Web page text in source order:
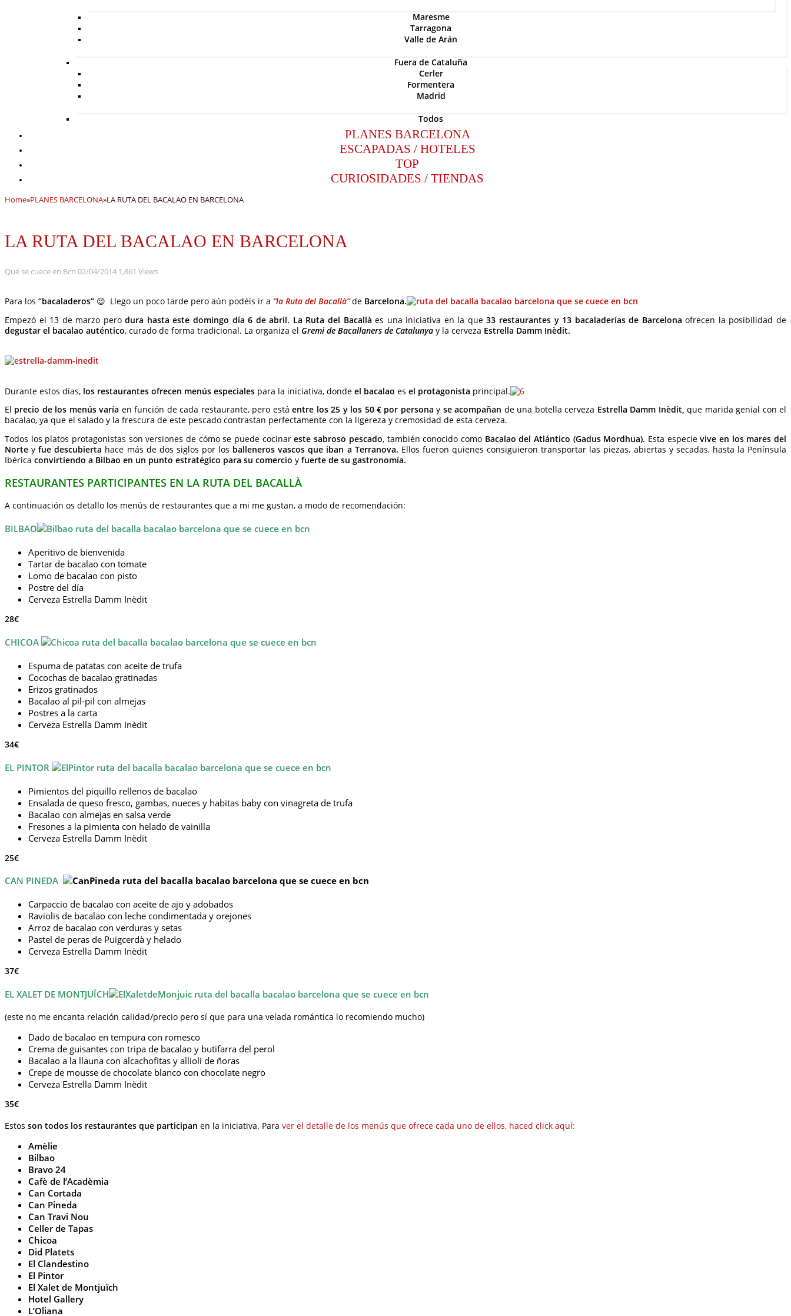
Maresme
Tarragona
Valle de Arán
Fuera de Cataluña
Cerler
Formentera
Madrid
Todos
PLANES BARCELONA
ESCAPADAS / HOTELES
TOP
CURIOSIDADES / TIENDAS
Home»PLANES BARCELONA»LA RUTA DEL BACALAO EN BARCELONA
LA RUTA DEL BACALAO EN BARCELONA
Qué se cuece en Bcn 02/04/2014 1,861 Views
Para los “bacaladeros” 😉 Llego un poco tarde pero aún podéis ir a “la Ruta del Bacallà” de Barcelona.
Empezó el 13 de marzo perodura hasta este domingo día 6 de abril. La Ruta del Bacallà es una iniciativa en la que33 restaurantes y 13 bacaladerías de Barcelona ofrecen la posibilidad de
degustar el bacalao auténtico, curado de forma tradicional. La organiza el Gremi de Bacallaners de Catalunya y la cerveza Estrella Damm Inèdit.
Durante estos días, los restaurantes ofrecen menús especiales para la iniciativa, donde el bacalao es el protagonista principal.
El precio de los menús varía en función de cada restaurante, pero estáentre los 25 y los 50 € por persona y se acompañan de una botella cerveza Estrella Damm Inèdit, que marida genial con el
bacalao, ya que el salado y la frescura de este pescado contrastan perfectamente con la ligereza y cremosidad de esta cerveza.
Todos los platos protagonistas son versiones de cómo se puede cocinareste sabroso pescado, también conocido como Bacalao del Atlántico (Gadus Mordhua). Esta especievive en los mares del
Norte yfue descubierta hace más de dos siglos por los balleneros vascos que iban a Terranova. Ellos fueron quienes consiguieron transportar las piezas, abiertas y secadas, hasta la Península
Ibérica convirtiendo a Bilbao en un punto estratégico para su comercio y fuerte de su gastronomía.
RESTAURANTES PARTICIPANTES EN LA RUTA DEL BACALLÀ
A continuación os detallo los menús de restaurantes que a mi me gustan, a modo de recomendación:
BILBAO
Aperitivo de bienvenida
Tartar de bacalao con tomate
Lomo de bacalao con pisto
Postre del día
Cerveza Estrella Damm Inèdit
28€
CHICOA
Espuma de patatas con aceite de trufa
Cocochas de bacalao gratinadas
Erizos gratinados
Bacalao al pil-pil con almejas
Postres a la carta
Cerveza Estrella Damm Inèdit
34€
EL PINTOR
Pimientos del piquillo rellenos de bacalao
Ensalada de queso fresco, gambas, nueces y habitas baby con vinagreta de trufa
Bacalao con almejas en salsa verde
Fresones a la pimienta con helado de vainilla
Cerveza Estrella Damm Inèdit
25€
CAN PINEDA
Carpaccio de bacalao con aceite de ajo y adobados
Raviolis de bacalao con leche condimentada y orejones
Arroz de bacalao con verduras y setas
Pastel de peras de Puigcerdà y helado
Cerveza Estrella Damm Inèdit
37€
EL XALET DE MONTJUÏCH
(este no me encanta relación calidad/precio pero sí que para una velada romántica lo recomiendo mucho)
Dado de bacalao en tempura con romesco
Crema de guisantes con tripa de bacalao y butifarra del perol
Bacalao a la llauna con alcachofitas y allioli de ñoras
Crepe de mousse de chocolate blanco con chocolate negro
Cerveza Estrella Damm Inèdit
35€
Estos son todos los restaurantes que participan en la iniciativa. Para ver el detalle de los menús que ofrece cada uno de ellos, haced click aquí:
Amèlie
Bilbao
Bravo 24
Cafè de l’Acadèmia
Can Cortada
Can Pineda
Can Travi Nou
Celler de Tapas
Chicoa
Did Platets
El Clandestino
El Pintor
El Xalet de Montjuïch
Hotel Gallery
L’Oliana